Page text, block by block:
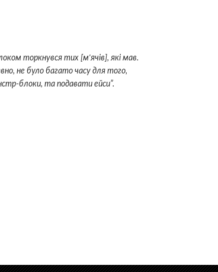
торкнувся тих [м'ячів], які мав.
не було багато часу для того,
блоки, та подавати ейси”.